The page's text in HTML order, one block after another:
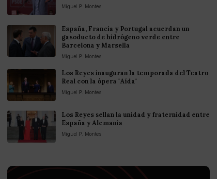
Miguel P. Montes
España, Francia y Portugal acuerdan un
gasoducto de hidrógeno verde entre
Barcelona y Marsella
Miguel P. Montes
Los Reyes inauguran la temporada del Teatro
Real con la ópera "Aída"
Miguel P. Montes
Los Reyes sellan la unidad y fraternidad entre
España y Alemania
Miguel P. Montes